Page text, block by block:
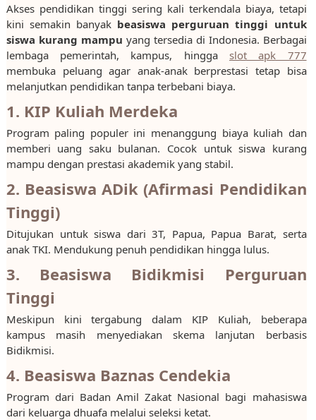
Akses pendidikan tinggi sering kali terkendala biaya, tetapi
kini semakin banyak beasiswa perguruan tinggi untuk
siswa kurang mampu yang tersedia di Indonesia. Berbagai
lembaga pemerintah, kampus, hingga slot apk 777
membuka peluang agar anak-anak berprestasi tetap bisa
melanjutkan pendidikan tanpa terbebani biaya.
1. KIP Kuliah Merdeka
Program paling populer ini menanggung biaya kuliah dan
memberi uang saku bulanan. Cocok untuk siswa kurang
mampu dengan prestasi akademik yang stabil.
2. Beasiswa ADik (Afirmasi Pendidikan
Tinggi)
Ditujukan untuk siswa dari 3T, Papua, Papua Barat, serta
anak TKI. Mendukung penuh pendidikan hingga lulus.
3. Beasiswa Bidikmisi Perguruan
Tinggi
Meskipun kini tergabung dalam KIP Kuliah, beberapa
kampus masih menyediakan skema lanjutan berbasis
Bidikmisi.
4. Beasiswa Baznas Cendekia
Program dari Badan Amil Zakat Nasional bagi mahasiswa
dari keluarga dhuafa melalui seleksi ketat.